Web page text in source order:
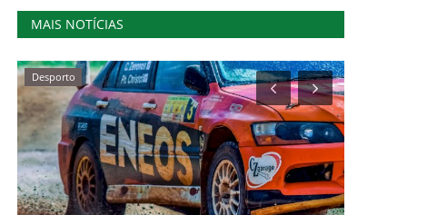
MAIS NOTÍCIAS
Desporto